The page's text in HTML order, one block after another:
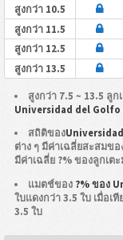
สูงกว่า 10.5
สูงกว่า 11.5
สูงกว่า 12.5
สูงกว่า 13.5
สูงกว่า 7.5 ~ 13.5 ลู
Universidad del Golfo
สถิติของ
ต่าง ๆ มีค่าเฉลี่ยสะสมข
มีค่าเฉลี่ย ?% ของลูกเต
แมตช์ของ ?% ของ
ใบแดงกว่า 3.5 ใบ เมื่อเ
3.5 ใบ